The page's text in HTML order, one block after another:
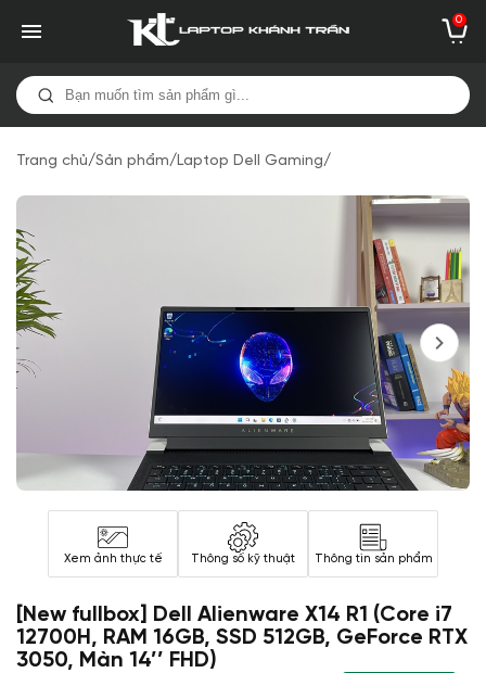
0
Trang chủ/Sản phẩm/Laptop Dell Gaming/
Xem ảnh thực tế Thông số kỹ thuật Thông tin sản phẩm
[New fullbox] Dell Alienware X14 R1 (Core i7
12700H, RAM 16GB, SSD 512GB, GeForce RTX
3050, Màn 14’’ FHD)